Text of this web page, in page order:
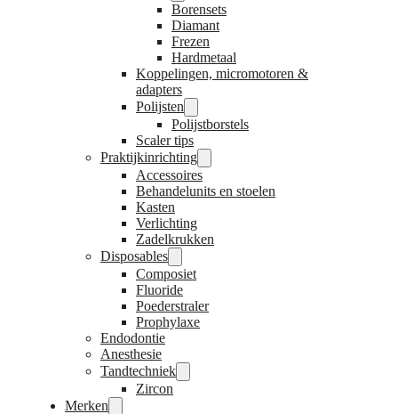
Borensets
Diamant
Frezen
Hardmetaal
Koppelingen, micromotoren &
adapters
Polijsten
Polijstborstels
Scaler tips
Praktijkinrichting
Accessoires
Behandelunits en stoelen
Kasten
Verlichting
Zadelkrukken
Disposables
Composiet
Fluoride
Poederstraler
Prophylaxe
Endodontie
Anesthesie
Tandtechniek
Zircon
Merken